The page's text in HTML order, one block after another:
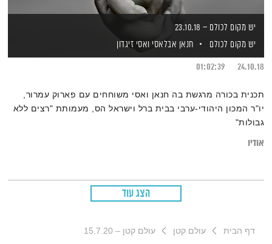
יש מקום לכולם – 23.10.18
יש מקום לכולם
חנאן אבלאסי ואסי זיגדון
24.10.18
01:02:39
תכנית בכורה מרגשת בה חנאן ואסי משוחחים עם פארוק עמרור,
יו"ר המכון היהודי-ערבי בבית ברל וישראל הס, מעמותת "רצים ללא
גבולות"
אודיו
הצג עוד
דף הבית עולם קטן עולם קטן – 15.7.20